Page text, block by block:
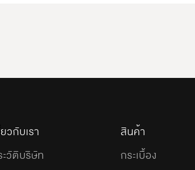
วกับเรา
ะวัติบริษัท
สินค้า
กระเบื้อง